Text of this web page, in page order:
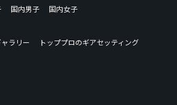
国内男子
国内女子
ラリー
トッププロのギアセッティング